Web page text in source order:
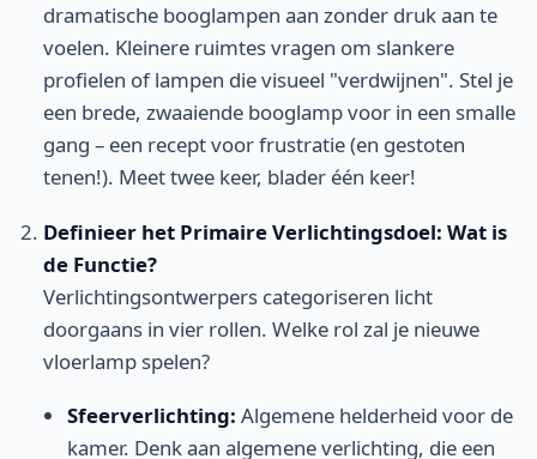
dramatische booglampen aan zonder druk aan te
voelen. Kleinere ruimtes vragen om slankere
profielen of lampen die visueel "verdwijnen". Stel je
een brede, zwaaiende booglamp voor in een smalle
gang – een recept voor frustratie (en gestoten
tenen!). Meet twee keer, blader één keer!
Definieer het Primaire Verlichtingsdoel: Wat is
de Functie?
Verlichtingsontwerpers categoriseren licht
doorgaans in vier rollen. Welke rol zal je nieuwe
vloerlamp spelen?
Sfeerverlichting: Algemene helderheid voor de
kamer. Denk aan algemene verlichting, die een